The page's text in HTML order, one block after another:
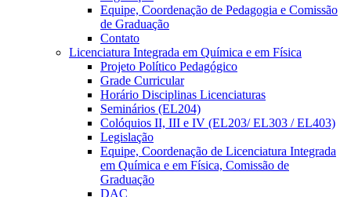
Equipe, Coordenação de Pedagogia e Comissão
de Graduação
Contato
Licenciatura Integrada em Química e em Física
Projeto Político Pedagógico
Grade Curricular
Horário Disciplinas Licenciaturas
Seminários (EL204)
Colóquios II, III e IV (EL203/ EL303 / EL403)
Legislação
Equipe, Coordenação de Licenciatura Integrada
em Química e em Física, Comissão de
Graduação
DAC